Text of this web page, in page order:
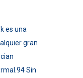
es una
gran
Sin